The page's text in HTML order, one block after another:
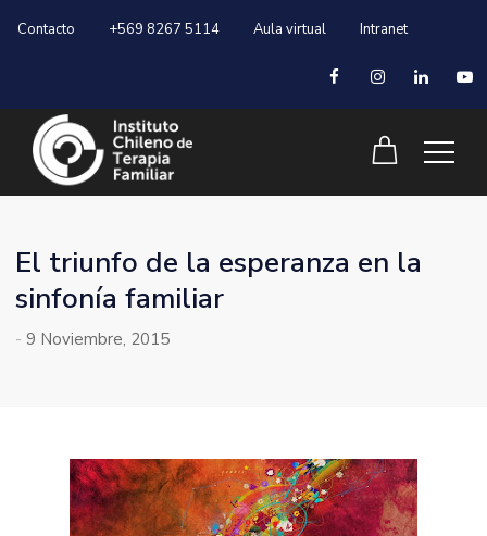
Contacto +569 8267 5114 Aula virtual Intranet
El triunfo de la esperanza en la
sinfonía familiar
- 9 Noviembre, 2015